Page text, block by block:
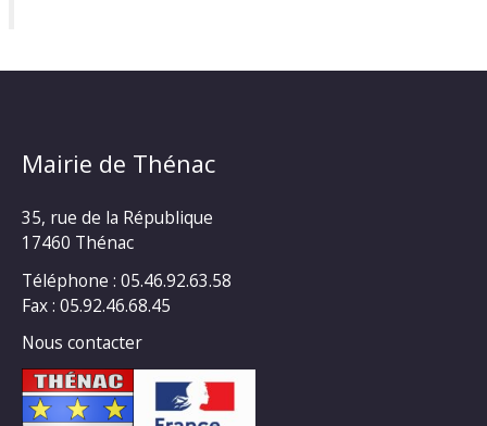
Mairie de Thénac
35, rue de la République
17460 Thénac
Téléphone : 05.46.92.63.58
Fax : 05.92.46.68.45
Nous contacter